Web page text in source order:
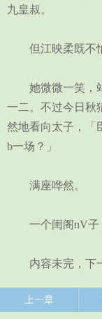
九皇叔。
但江映柔既不怕
她微微一笑，站
一二。不过今日秋
然地看向太子，「
b一场？」
满座哗然。
一个闺阁nV子
内容未完，下
上一章